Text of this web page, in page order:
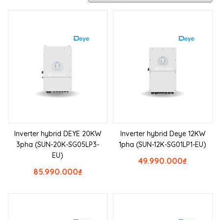
Inverter hybrid DEYE 20KW
3pha (SUN-20K-SG05LP3-
EU)
₫
85.990.000
Inverter hybrid Deye 12KW
1pha (SUN-12K-SG01LP1-EU)
₫
49.990.000